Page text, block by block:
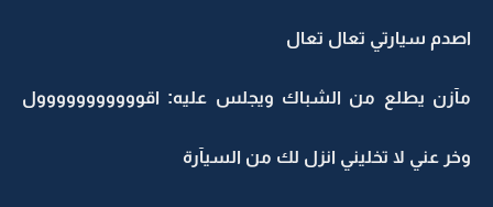
اصدم سيارتي تعال تعال
مآزن يطلع من الشباك ويجلس عليه: اقووووووووووول
وخر عني لا تخليني انزل لك من السيآرة